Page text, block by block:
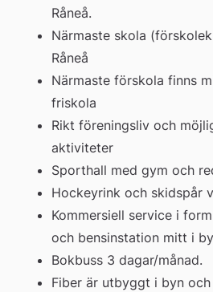
Råneå.
Närmaste skola
Råneå
Närmaste förskola finns
friskola
Rikt föreningsliv och
aktiviteter
Sporthall med gym och
Hockeyrink och skidspår
Kommersiell service i
och bensinstation mitt i
Bokbuss 3 dagar/månad.
Fiber är utbyggt i byn